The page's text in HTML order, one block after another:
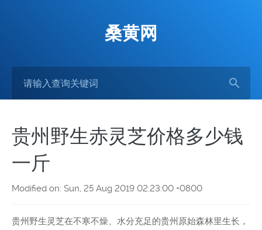
桑黄网
贵州野生赤灵芝价格多少钱
一斤
Modified on: Sun, 25 Aug 2019 02:23:00 +0800
贵州野生灵芝在不寒不燥、水分充足的贵州原始森林里生长，